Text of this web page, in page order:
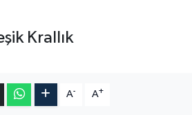
Krallık
A- A+